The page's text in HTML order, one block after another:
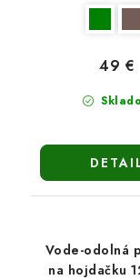
49 €
Vode-odolná
na hojdačku